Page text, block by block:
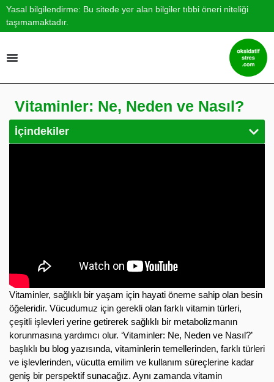
Yasal bilgilendirme: Bu sitede yer alan bilgiler tıbbi öneri niteliği
taşımamaktadır.
Vitaminler: Ne, Neden ve Nasıl?
İçindekiler
Vitaminler, sağlıklı bir yaşam için hayati öneme sahip olan besin
öğeleridir. Vücudumuz için gerekli olan farklı vitamin türleri,
çeşitli işlevleri yerine getirerek sağlıklı bir metabolizmanın
korunmasına yardımcı olur. ‘Vitaminler: Ne, Neden ve Nasıl?’
başlıklı bu blog yazısında, vitaminlerin temellerinden, farklı türleri
ve işlevlerinden, vücutta emilim ve kullanım süreçlerine kadar
geniş bir perspektif sunacağız. Aynı zamanda vitamin